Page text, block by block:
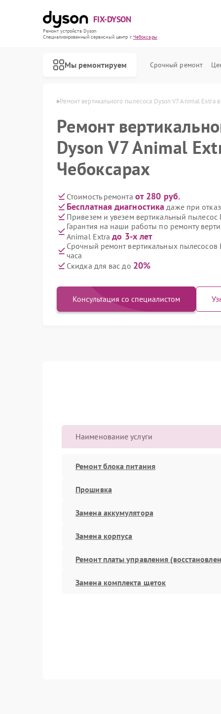
FIX-DYSON
Ремонт устройств Dyson
Специализированный cервисный центр г.Чебоксары
Мы ремонтируем Срочный ремонт
Ремонт вертикального пылесоса Dyson V7 Animal Extra
Ремонт
Dyson V7 Animal
Чебоксарах
Стоимость ремонта от 280 руб.
Бесплатная диагностика даже при
Привезем и увезем вертикальный пылесос
Гарантия на наши работы по ремонту
Animal Extraдо 3-х лет
Срочный ремонт вертикальных пылесосов
часа
Скидка для вас до 20%
Консультация со специалистом
Наименование услуги
Ремонт блока питания
Прошивка
Замена аккумулятора
Замена корпуса
Ремонт платы управления
Замена комплекта щеток